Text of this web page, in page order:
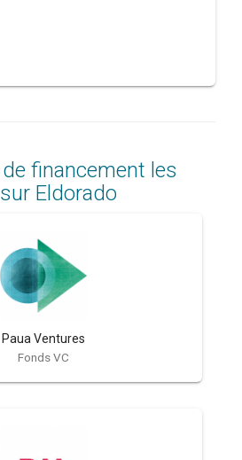
financement les
Eldorado
Paua Ventures
Fonds VC